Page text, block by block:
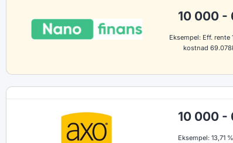
10 000 -
Eksempel: Eff. rente
kostnad
10 000 -
Eksempel: 13,71